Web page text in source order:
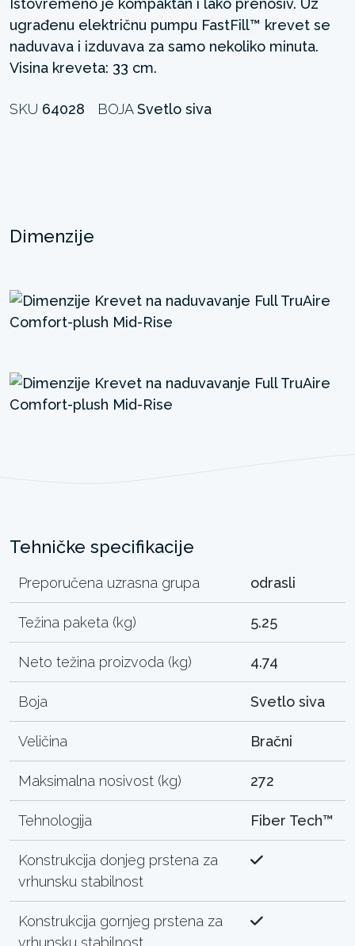
Istovremeno je kompaktan i lako prenosiv. Uz
ugrađenu električnu pumpu FastFill™ krevet se
naduvava i izduvava za samo nekoliko minuta.
Visina kreveta: 33 cm.
SKU 64028 BOJASvetlo siva
Dimenzije
Tehničke specifikacije
Preporučena uzrasna grupa odrasli
Težina paketa (kg) 5.25
Neto težina proizvoda (kg) 4.74
Boja Svetlo siva
Veličina Bračni
Maksimalna nosivost (kg) 272
Tehnologija Fiber Tech™
Konstrukcija donjeg prstena za
vrhunsku stabilnost
Konstrukcija gornjeg prstena za
vrhunsku stabilnost